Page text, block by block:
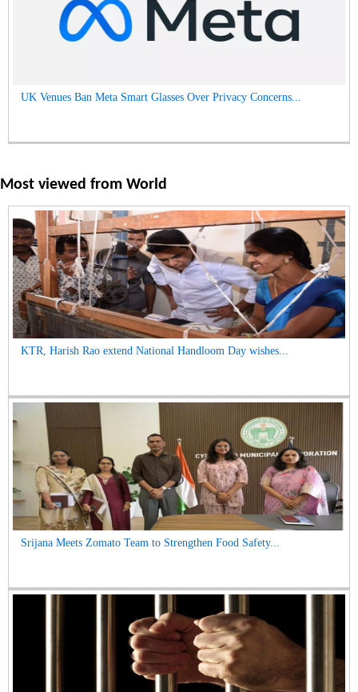
UK Venues Ban Meta Smart Glasses Over Privacy Concerns...
Most viewed from World
KTR, Harish Rao extend National Handloom Day wishes...
Srijana Meets Zomato Team to Strengthen Food Safety...